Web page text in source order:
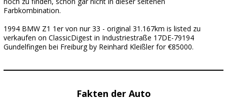
Farbkombination.
1994 BMW Z1 1er von nur 33 - original 31.167km is listed zu
verkaufen on ClassicDigest in Industriestraße 17DE-79194
Gundelfingen bei Freiburg by Reinhard Kleißler for €85000.
Fakten der Auto